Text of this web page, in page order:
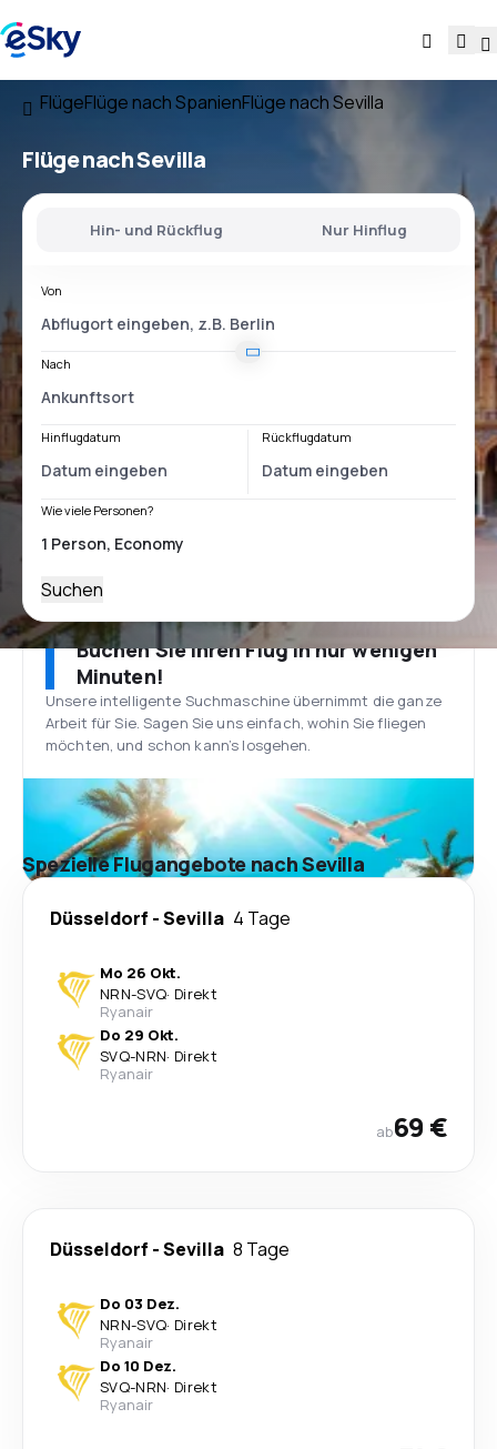
FlügeFlüge nach SpanienFlüge nach Sevilla
Flüge nach Sevilla
Hin- und Rückflug Nur Hinflug
Von
Nach
Hinflugdatum Rückflugdatum
Wie viele Personen?
Suchen
Buchen Sie Ihren Flug in nur wenigen
Minuten!
Unsere intelligente Suchmaschine übernimmt die ganze
Arbeit für Sie. Sagen Sie uns einfach, wohin Sie fliegen
möchten, und schon kann’s losgehen.
Spezielle Flugangebote nach Sevilla
Düsseldorf -Sevilla 4 Tage
Mo 26 Okt.
NRN-SVQ· Direkt
Ryanair
Do 29 Okt.
SVQ-NRN· Direkt
Ryanair
ab69 €
Düsseldorf -Sevilla 8 Tage
Do 03 Dez.
NRN-SVQ· Direkt
Ryanair
Do 10 Dez.
SVQ-NRN· Direkt
Ryanair